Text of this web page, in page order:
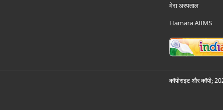
मेरा अस्पताल
Hamara AIIMS
कॉपीराइट और कॉपी;